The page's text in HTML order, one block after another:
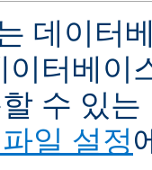
데이터
이터베이
수 있
일 설정